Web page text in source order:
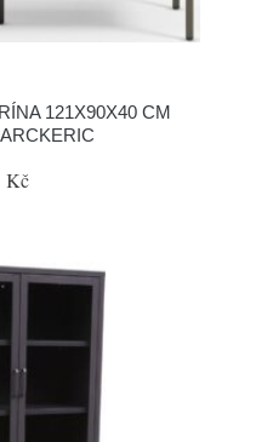
121X90X40 CM
Kč